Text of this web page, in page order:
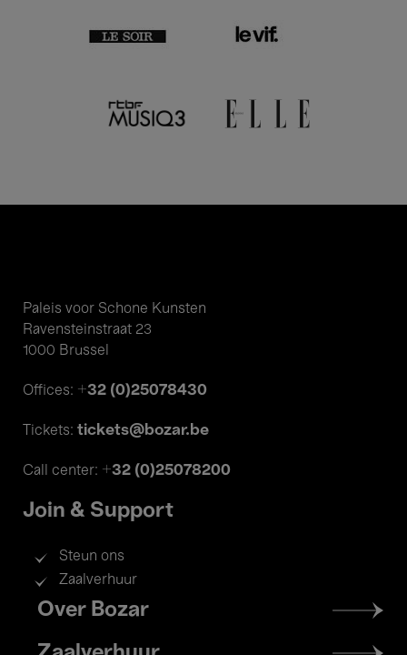
Paleis voor Schone Kunsten
Ravensteinstraat 23
1000 Brussel
Offices: +32 (0)25078430
Tickets: tickets@bozar.be
Call center: +32 (0)25078200
Join & Support
Steun ons
Zaalverhuur
Footer
menu
Over Bozar